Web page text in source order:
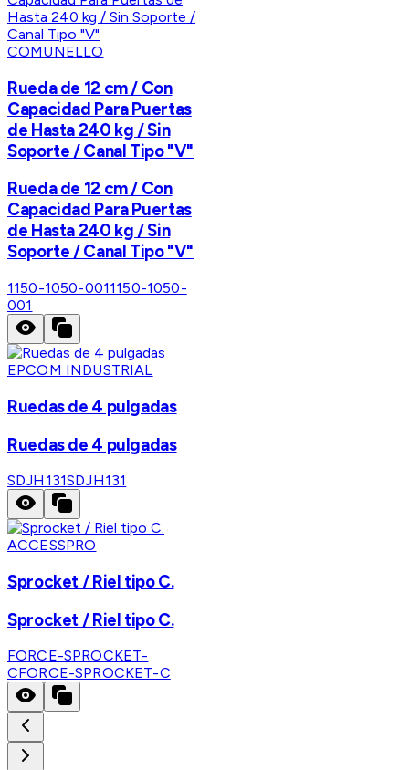
COMUNELLO
Rueda de 12 cm / Con
Capacidad Para Puertas
de Hasta 240 kg / Sin
Soporte / Canal Tipo "V"
Rueda de 12 cm / Con
Capacidad Para Puertas
de Hasta 240 kg / Sin
Soporte / Canal Tipo "V"
1150-1050-0011150-1050-
001
EPCOM INDUSTRIAL
Ruedas de 4 pulgadas
Ruedas de 4 pulgadas
SDJH131SDJH131
ACCESSPRO
Sprocket / Riel tipo C.
Sprocket / Riel tipo C.
FORCE-SPROCKET-
CFORCE-SPROCKET-C